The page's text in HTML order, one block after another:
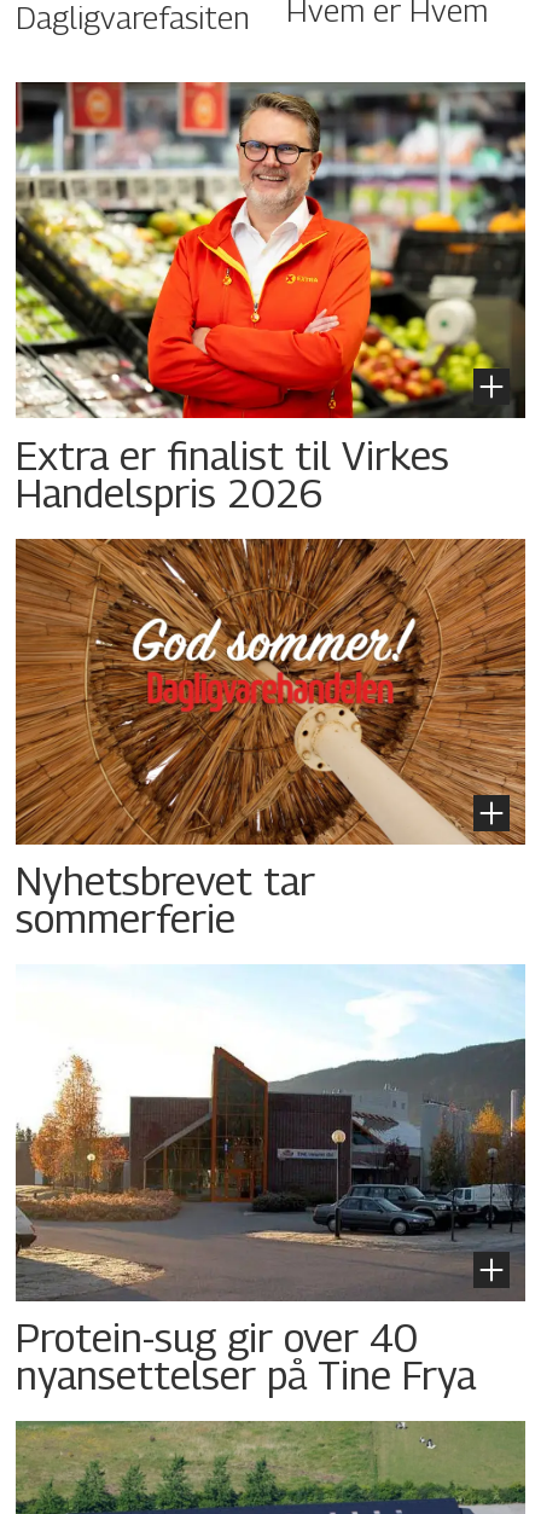
Dagligvarefasiten Hvem er Hvem
Extra er finalist til Virkes
Handelspris 2026
Nyhetsbrevet tar
sommerferie
Protein-sug gir over 40
nyansettelser på Tine Frya